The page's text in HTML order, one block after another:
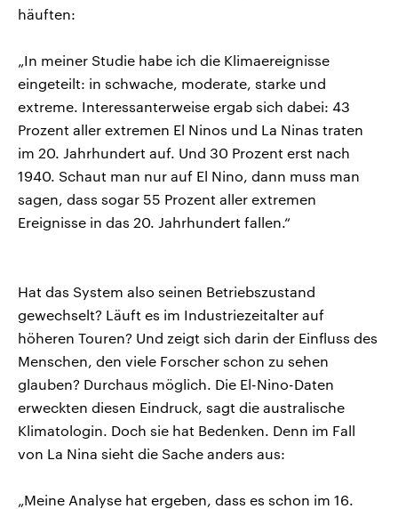
häuften:
„In meiner Studie habe ich die Klimaereignisse
eingeteilt: in schwache, moderate, starke und
extreme. Interessanterweise ergab sich dabei: 43
Prozent aller extremen El Ninos und La Ninas traten
im 20. Jahrhundert auf. Und 30 Prozent erst nach
1940. Schaut man nur auf El Nino, dann muss man
sagen, dass sogar 55 Prozent aller extremen
Ereignisse in das 20. Jahrhundert fallen.“
Hat das System also seinen Betriebszustand
gewechselt? Läuft es im Industriezeitalter auf
höheren Touren? Und zeigt sich darin der Einfluss des
Menschen, den viele Forscher schon zu sehen
glauben? Durchaus möglich. Die El-Nino-Daten
erweckten diesen Eindruck, sagt die australische
Klimatologin. Doch sie hat Bedenken. Denn im Fall
von La Nina sieht die Sache anders aus:
„Meine Analyse hat ergeben, dass es schon im 16.